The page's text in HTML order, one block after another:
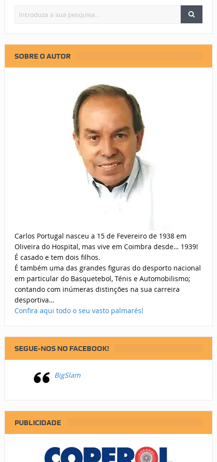
SOBRE O AUTOR
Carlos Portugal nasceu a 15 de Fevereiro de 1938 em
Oliveira do Hospital, mas vive em Coimbra desde… 1939!
É casado e tem dois filhos.
É também uma das grandes figuras do desporto nacional
em particular do Basquetebol, Ténis e Automobilismo;
contando com inúmeras distinções na sua carreira
desportiva…
Confira aqui todo o seu vasto palmarés!
SEGUE-NOS NO FACEBOOK!
BigSlam
PUBLICIDADE